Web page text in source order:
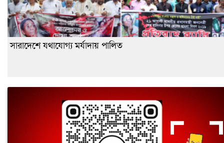
সারাদেশে যথাযোগ্য মর্যাদায় পালিত